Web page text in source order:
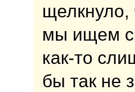
щелкнуло,
мы ищем
как-то
бы так не